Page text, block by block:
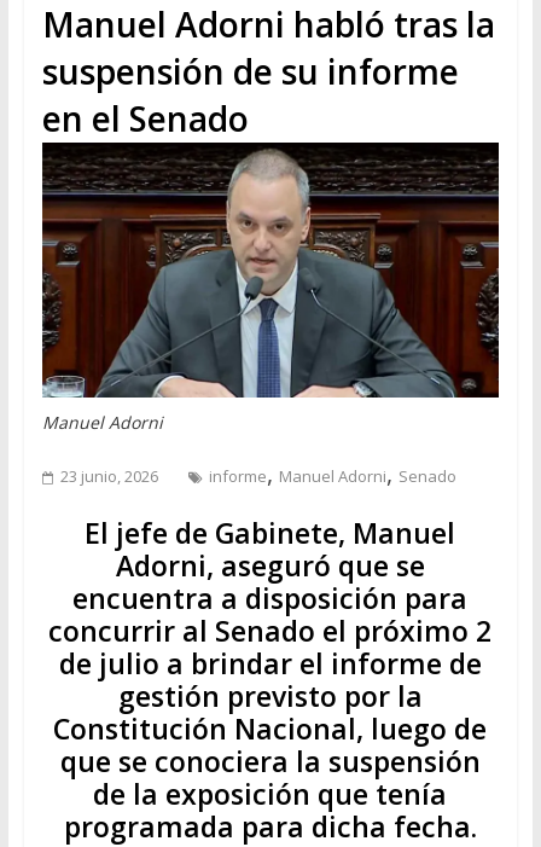
Manuel Adorni habló tras la
suspensión de su informe
en el Senado
Manuel Adorni
23 junio, 2026 informe, Manuel Adorni, Senado
El jefe de Gabinete, Manuel
Adorni, aseguró que se
encuentra a disposición para
concurrir al Senado el próximo 2
de julio a brindar el informe de
gestión previsto por la
Constitución Nacional, luego de
que se conociera la suspensión
de la exposición que tenía
programada para dicha fecha.